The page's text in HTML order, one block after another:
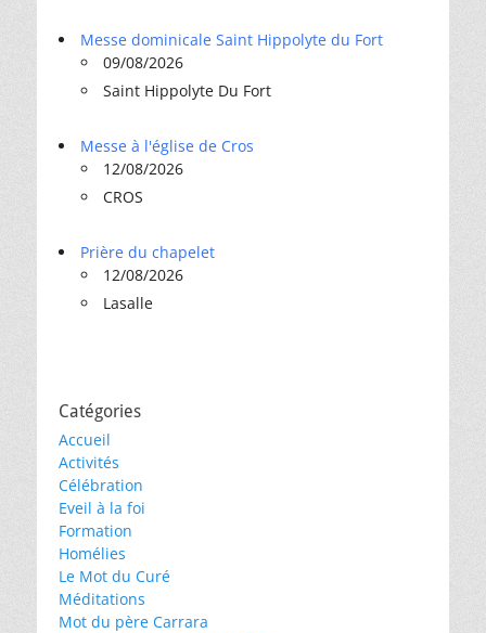
Messe dominicale Saint Hippolyte du Fort
09/08/2026
Saint Hippolyte Du Fort
Messe à l'église de Cros
12/08/2026
CROS
Prière du chapelet
12/08/2026
Lasalle
Catégories
Accueil
Activités
Célébration
Eveil à la foi
Formation
Homélies
Le Mot du Curé
Méditations
Mot du père Carrara